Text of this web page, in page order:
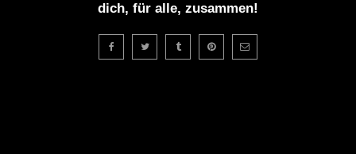
dich, für alle, zusammen!